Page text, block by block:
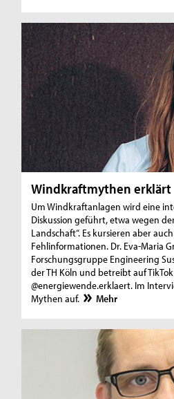
Windkraftmythen erklärt
Um Windkraftanlagen wird eine
Diskussion geführt, etwa wegen
Landschaft“. Es kursieren aber
Fehlinformationen. Dr. Eva-Maria
Forschungsgruppe Engineering
der TH Köln und betreibt auf
@energiewende.erklaert. Im
Mythen auf.
Mehr